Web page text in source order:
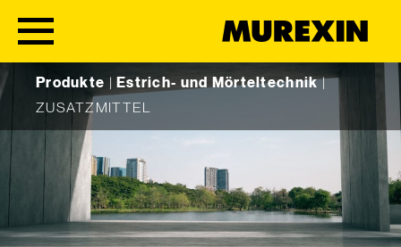
Produkte
Estrich- und Mörteltechnik|
ZUSATZMITTEL